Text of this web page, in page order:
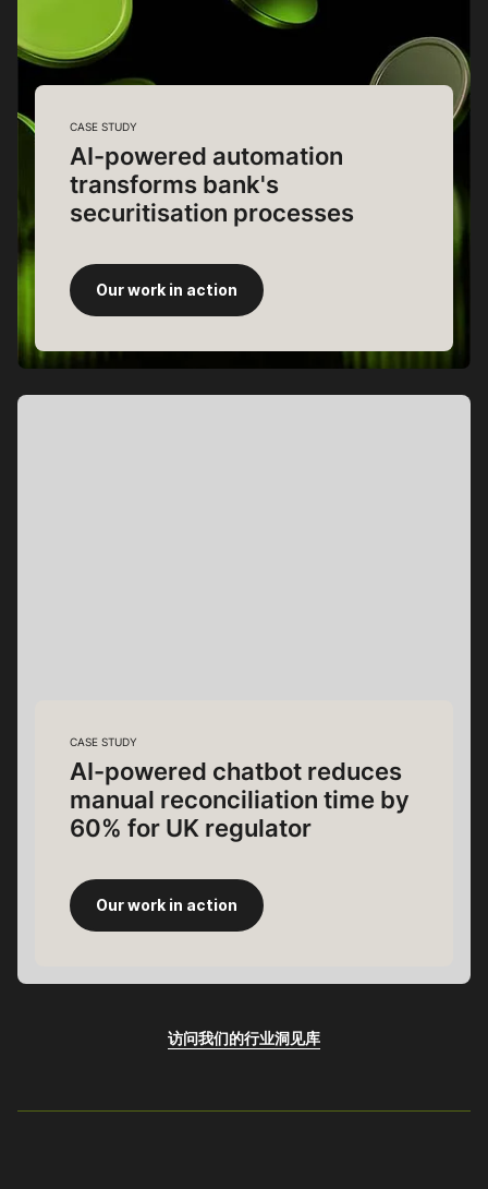
CASE STUDY
AI-powered automation
transforms bank's
securitisation processes
Our work in action
CASE STUDY
AI-powered chatbot reduces
manual reconciliation time by
60% for UK regulator
Our work in action
访问我们的行业洞见库